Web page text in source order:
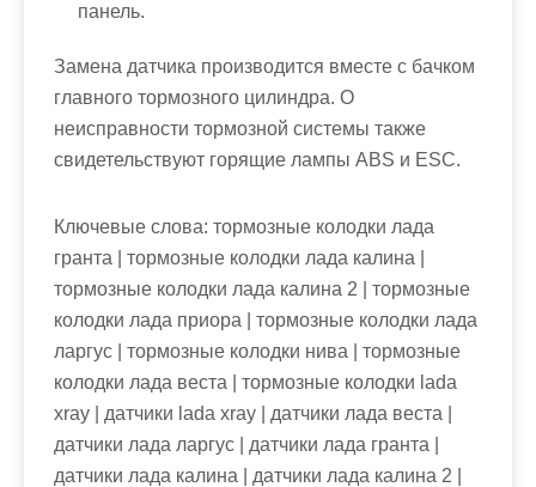
панель.
Замена датчика производится вместе с бачком
главного тормозного цилиндра. О
неисправности тормозной системы также
свидетельствуют горящие лампы ABS и ESC.
Ключевые слова: тормозные колодки лада
гранта | тормозные колодки лада калина |
тормозные колодки лада калина 2 | тормозные
колодки лада приора | тормозные колодки лада
ларгус | тормозные колодки нива | тормозные
колодки лада веста | тормозные колодки lada
xray | датчики lada xray | датчики лада веста |
датчики лада ларгус | датчики лада гранта |
датчики лада калина | датчики лада калина 2 |